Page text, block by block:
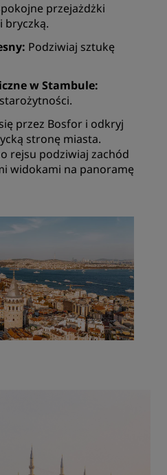
przejażdżki
bryczką.
Podziwiaj sztukę
w Stambule:
przez Bosfor i odkryj
stronę miasta.
rejsu podziwiaj zachód
widokami na panoramę